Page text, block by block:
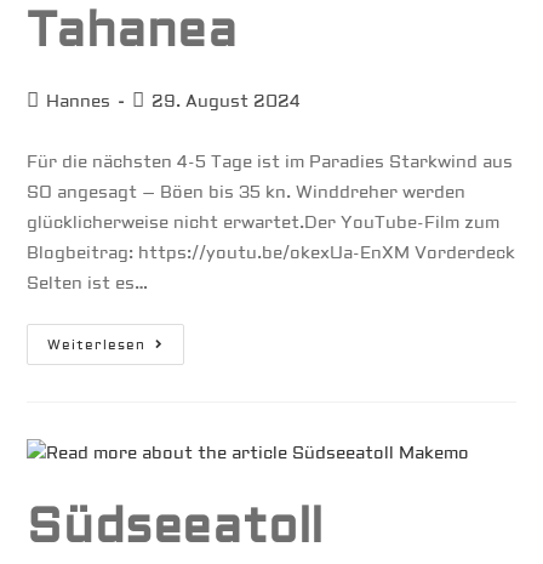
Tahanea
Beitrags-
Hannes
Beitrag
29. August 2024
Für die nächsten 4-5 Tage ist im Paradies Starkwind aus
SO angesagt – Böen bis 35 kn. Winddreher werden
glücklicherweise nicht erwartet.Der YouTube-Film zum
Blogbeitrag: https://youtu.be/okexUa-EnXM Vorderdeck
Selten ist es…
Weiterlesen Südseeatoll
Tahanea
Südseeatoll